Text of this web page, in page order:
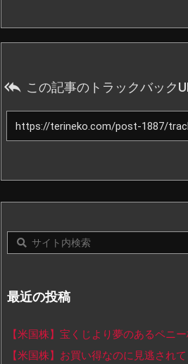
 この記事のトラックバック
最近の投稿
【米国株】宝くじより夢のあるペニ
【米国株】お買い得なのに見逃され